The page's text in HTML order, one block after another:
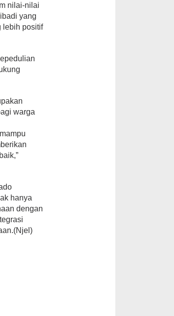
nilai-nilai
yang
lebih positif
warga
hanya
dengan